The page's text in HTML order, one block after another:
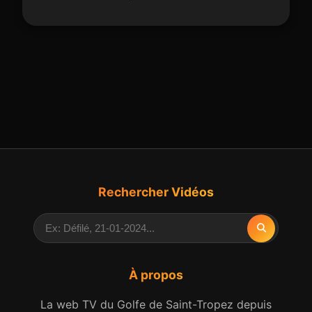
À propos
La web TV du Golfe de Saint-Tropez depuis
Rechercher Vidéos